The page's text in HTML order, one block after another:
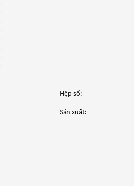
Hộp số:
Sản xuất: